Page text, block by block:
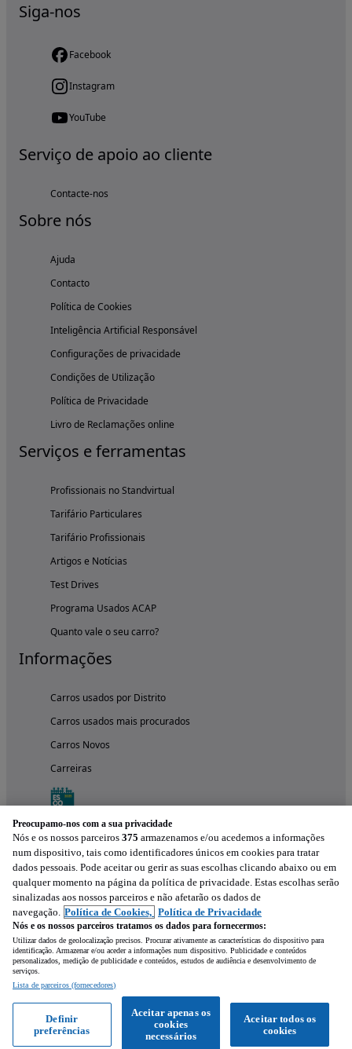
Siga-nos
Facebook
Instagram
YouTube
Serviço de apoio ao cliente
Contacte-nos
Sobre nós
Ajuda
Contacto
Política de Cookies
Inteligência Artificial Responsável
Configurações de privacidade
Condições de Utilização
Política de Privacidade
Livro de Reclamações online
Serviços e ferramentas
Profissionais no Standvirtual
Tarifário Particulares
Tarifário Profissionais
Artigos e Notícias
Test Drives
Programa Usados ACAP
Quanto vale o seu carro?
Informações
Carros usados por Distrito
Carros usados mais procurados
Carros Novos
Carreiras
Experimenta a aplicação
Preocupamo-nos com a sua privacidade
Nós e os nossos parceiros 375 armazenamos e/ou acedemos a informações
num dispositivo, tais como identificadores únicos em cookies para tratar
dados pessoais. Pode aceitar ou gerir as suas escolhas clicando abaixo ou em
qualquer momento na página da política de privacidade. Estas escolhas serão
sinalizadas aos nossos parceiros e não afetarão os dados de
navegação. Política de Cookies, Política de Privacidade
Nós e os nossos parceiros tratamos os dados para fornecermos:
Utilizar dados de geolocalização precisos. Procurar ativamente as características do dispositivo para
identificação. Armazenar e/ou aceder a informações num dispositivo. Publicidade e conteúdos
personalizados, medição de publicidade e conteúdos, estudos de audiência e desenvolvimento de
serviços.
Lista de parceiros (fornecedores)
Aceitar todos os
cookies
Aceitar apenas os
cookies
necessários
Definir
preferências